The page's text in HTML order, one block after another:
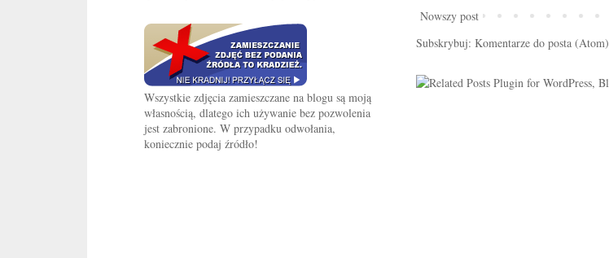
Nowszy post
Subskrybuj: Komentarze do posta (Atom)
Wszystkie zdjęcia zamieszczane na blogu są moją
własnością, dlatego ich używanie bez pozwolenia
jest zabronione. W przypadku odwołania,
koniecznie podaj źródło!